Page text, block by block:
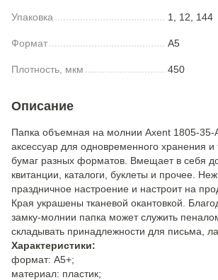
Упаковка 1, 12, 144
Формат A5
Плотность, мкм 450
Описание
Папка объемная на молнии Axent 1805-35-
аксессуар для одновременного хранения и
бумаг разных форматов. Вмещает в себя
квитанции, каталоги, буклеты и прочее.
праздничное настроение и настроит на
Края украшены тканевой окантовкой.
замку-молнии папка может служить
складывать принадлежности для письма,
Характеристики:
формат: А5+;
материал: пластик;